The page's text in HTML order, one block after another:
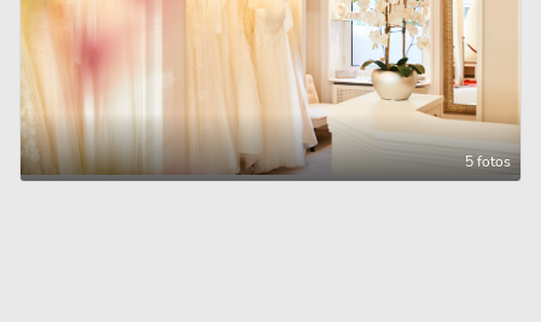
5 fotos